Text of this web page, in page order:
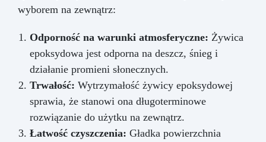
wyborem na zewnątrz:
Odporność na warunki atmosferyczne: Żywica
epoksydowa jest odporna na deszcz, śnieg i
działanie promieni słonecznych.
Trwałość: Wytrzymałość żywicy epoksydowej
sprawia, że stanowi ona długoterminowe
rozwiązanie do użytku na zewnątrz.
Łatwość czyszczenia: Gładka powierzchnia